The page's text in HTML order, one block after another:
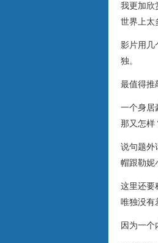
我更加欣
世界上太
影片用几
独。
最值得推
一个身居
那又怎样
说句题外
帽跟勒妮
这里还要
唯独没有
因为一个